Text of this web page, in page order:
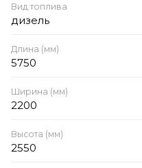
Вид топлива
дизель
Длина (мм)
5750
Ширина (мм)
2200
Высота (мм)
2550